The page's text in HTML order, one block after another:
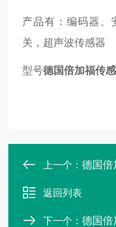
产品有：编码器、
关，超声波传感器
型号德国倍加福传
上一个： 德国倍
返回列表
下一个： 德国倍